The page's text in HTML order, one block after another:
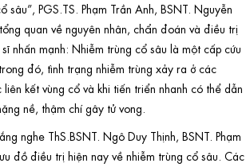
sâu”, PGS.TS. Phạm Trần Anh, BSNT. Nguyễn
quan về nguyên nhân, chẩn đoán và điều trị
nhấn mạnh: Nhiễm trùng cổ sâu là một cấp cứu
đó, tình trạng nhiễm trùng xảy ra ở các
kết vùng cổ và khi tiến triển nhanh có thể dẫn
nề, thậm chí gây tử vong.
nghe ThS.BSNT. Ngô Duy Thịnh, BSNT. Phạm
đồ điều trị hiện nay về nhiễm trùng cổ sâu. Các